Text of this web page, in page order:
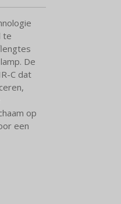
te
De
C dat
op
een